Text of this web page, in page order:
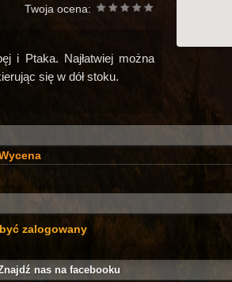
Twoja ocena:
i Ptaka. Najłatwiej można
się w dół stoku.
zalogowany
nas na facebooku